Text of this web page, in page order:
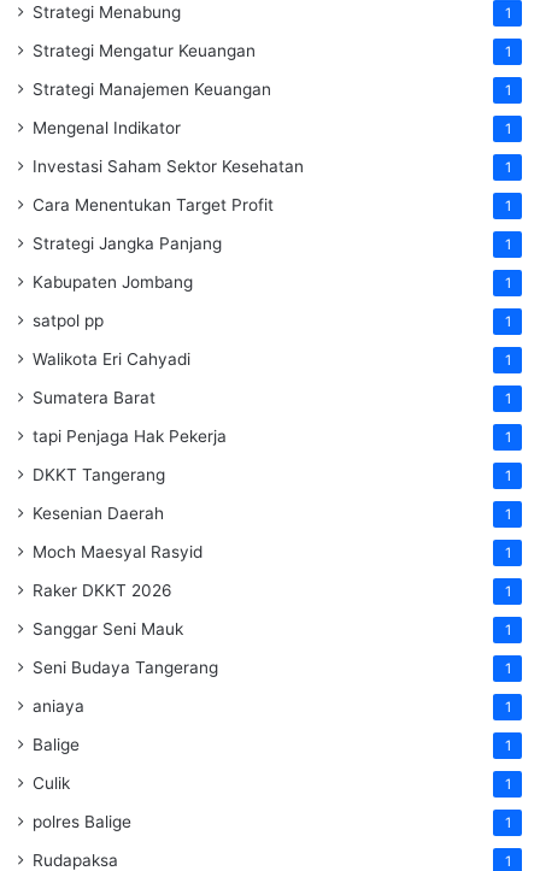
Strategi Menabung 1
Strategi Mengatur Keuangan 1
Strategi Manajemen Keuangan 1
Mengenal Indikator 1
Investasi Saham Sektor Kesehatan 1
Cara Menentukan Target Profit 1
Strategi Jangka Panjang 1
Kabupaten Jombang 1
satpol pp 1
Walikota Eri Cahyadi 1
Sumatera Barat 1
tapi Penjaga Hak Pekerja 1
DKKT Tangerang 1
Kesenian Daerah 1
Moch Maesyal Rasyid 1
Raker DKKT 2026 1
Sanggar Seni Mauk 1
Seni Budaya Tangerang 1
aniaya 1
Balige 1
Culik 1
polres Balige 1
Rudapaksa 1